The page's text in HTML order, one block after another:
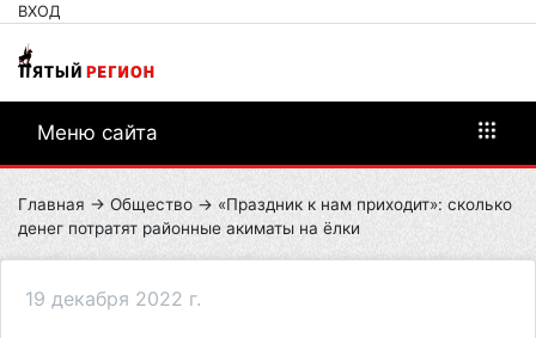
ВХОД
Меню сайта
Главная → Общество → «Праздник к нам приходит»: сколько
денег потратят районные акиматы на ёлки
19 декабря 2022 г.